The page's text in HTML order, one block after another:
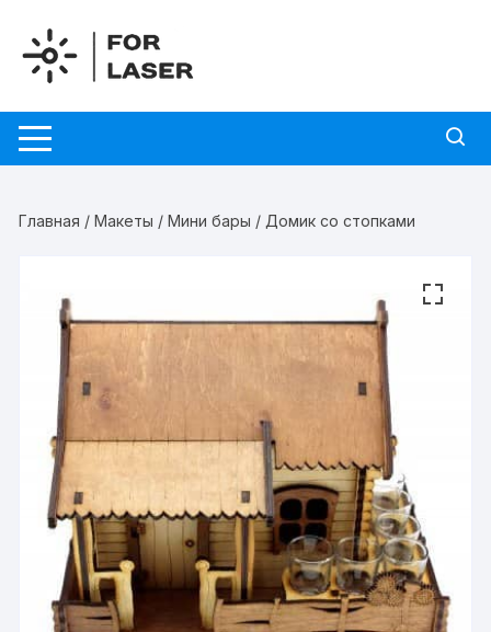
содержимому
Главная /Макеты /Мини бары / Домик со стопками